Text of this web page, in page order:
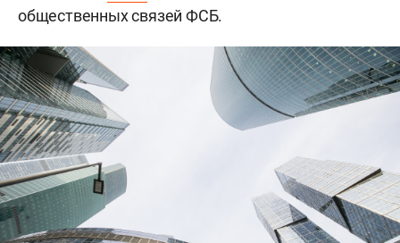
общественных связей ФСБ.